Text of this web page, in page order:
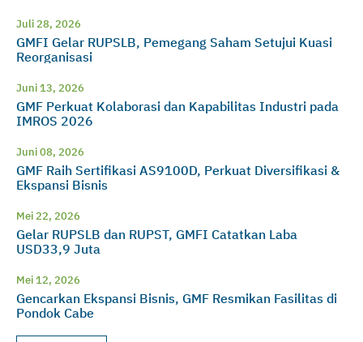
Juli 28, 2026
GMFI Gelar RUPSLB, Pemegang Saham Setujui Kuasi
Reorganisasi
Juni 13, 2026
GMF Perkuat Kolaborasi dan Kapabilitas Industri pada
IMROS 2026
Juni 08, 2026
GMF Raih Sertifikasi AS9100D, Perkuat Diversifikasi &
Ekspansi Bisnis
Mei 22, 2026
Gelar RUPSLB dan RUPST, GMFI Catatkan Laba
USD33,9 Juta
Mei 12, 2026
Gencarkan Ekspansi Bisnis, GMF Resmikan Fasilitas di
Pondok Cabe